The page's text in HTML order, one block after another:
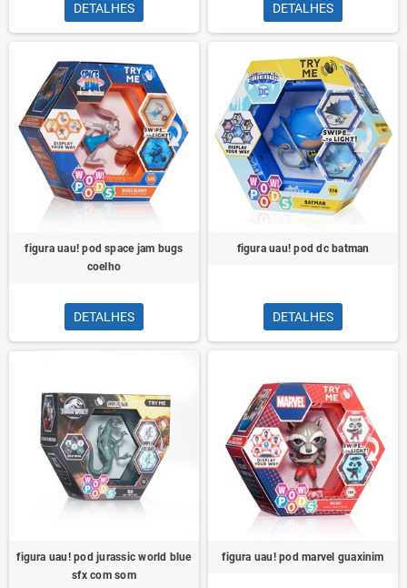
DETALHES DETALHES
figura uau! pod space jam bugs
coelho
DETALHES
figura uau! pod dc batman
DETALHES
figura uau! pod jurassic world blue
sfx com som
figura uau! pod marvel guaxinim